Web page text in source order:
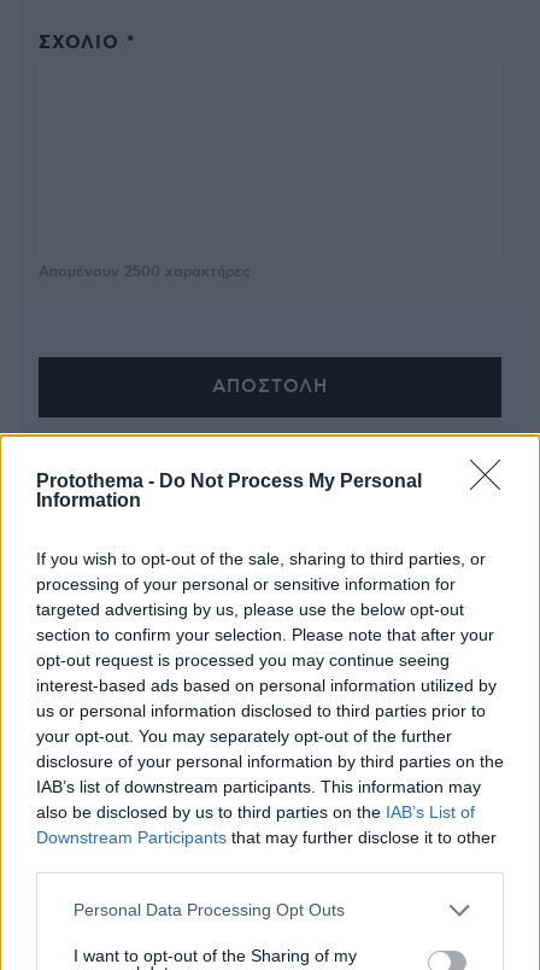
Protothema - Do Not Process My Personal
Information
If you wish to opt-out of the sale, sharing to third parties, or
processing of your personal or sensitive information for
targeted advertising by us, please use the below opt-out
section to confirm your selection. Please note that after your
opt-out request is processed you may continue seeing
interest-based ads based on personal information utilized by
us or personal information disclosed to third parties prior to
your opt-out. You may separately opt-out of the further
disclosure of your personal information by third parties on the
IAB’s list of downstream participants. This information may
also be disclosed by us to third parties on the IAB’s List of
Downstream Participants that may further disclose it to other
Please note that this website/app uses one or more Google
not limited to your visit or usage behaviour. You may click to
Personal Data Processing Opt Outs
I want to opt-out of the Sharing of my
ΣΧΌΛΙΟ *
Απομένουν 2500 χαρακτήρες
* Υποχρεωτικά πεδία
ΡΟΗ ΕΙΔΗΣΕΩΝ
Ειδήσεις Δημοφιλή Σχολιασμένα
Ρωσικά πλήγματα σε Κίεβο και Μπροβαρί: Τρεις νεκροί,
ανάμεσά τους ένα παιδί
πριν 19 λεπτά
Ήττα της Σάκκαρη με 2-0 από την Γκοφ και αποκλεισμός
στο Τορόντο
πριν μία ώρα
Ο Κούτσιας πέτυχε το πρώτο γκολ της φετινής Primeira
Liga, δείτε το γκολ